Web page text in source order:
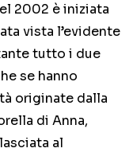
2002 è iniziata
vista l’evidente
tutto i due
se hanno
originate dalla
di Anna,
al